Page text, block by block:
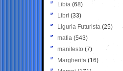
Libia (68)
Libri (33)
Liguria Futurista (25)
mafia (543)
manifesto (7)
Margherita (16)